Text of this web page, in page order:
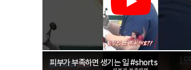
피부가 부족하면 생기는 일 #shorts